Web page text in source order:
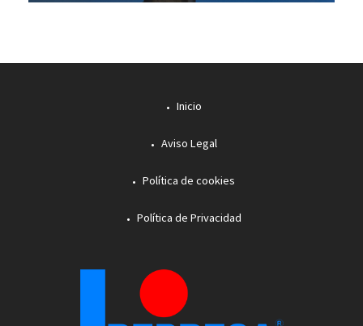
Inicio
Aviso Legal
Política de cookies
Política de Privacidad